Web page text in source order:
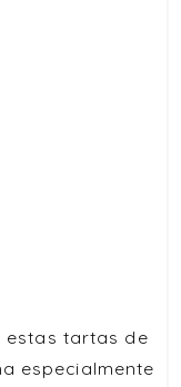
estas tartas de
especialmente